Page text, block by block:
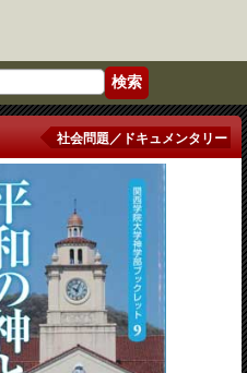
社会問題／ドキュメンタリー